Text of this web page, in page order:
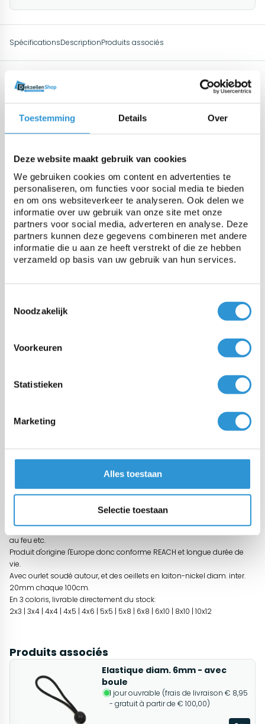
Toestemming Details Over
Deze website maakt gebruik van cookies
We gebruiken cookies om content en advertenties te
personaliseren, om functies voor social media te bieden
en om ons websiteverkeer te analyseren. Ook delen we
informatie over uw gebruik van onze site met onze
partners voor social media, adverteren en analyse. Deze
partners kunnen deze gegevens combineren met andere
informatie die u aan ze heeft verstrekt of die ze hebben
verzameld op basis van uw gebruik van hun services.
Noodzakelijk
Voorkeuren
Statistieken
Marketing
Alles toestaan
Selectie toestaan
SpécificationsDescriptionProduits associés
Spécifications
Tissu Polyester weefsel, PVC coating
Origine
Europa (dus REACH conform
Poids 600 gr/m²
Résistance à la rupture 2000 N/5cm
Résistance à la déchirure 200 N
Description
Bâche étanche de PVC/polyester adapté pour des applications durs
Ces bâches sont idéales pour couvrir et protéger tout type de
surface, comme par exemple emballer votre produits pour le
transport, couvrir votre bateaux, votre materiaux de construction, bois
au feu etc.
Produit d'origine l'Europe donc conforme REACH et longue durée de
vie.
Avec ourlet soudé autour, et des oeillets en laiton-nickel diam. inter.
20mm chaque 100cm.
En 3 coloris, livrable directement du stock:
2x3 | 3x4 | 4x4 | 4x5 | 4x6 | 5x5 | 5x8 | 6x8 | 6x10 | 8x10 | 10x12
Produits associés
Elastique diam. 6mm - avec
boule
1 jour ouvrable (frais de livraison € 8,95
- gratuit à partir de € 100,00)